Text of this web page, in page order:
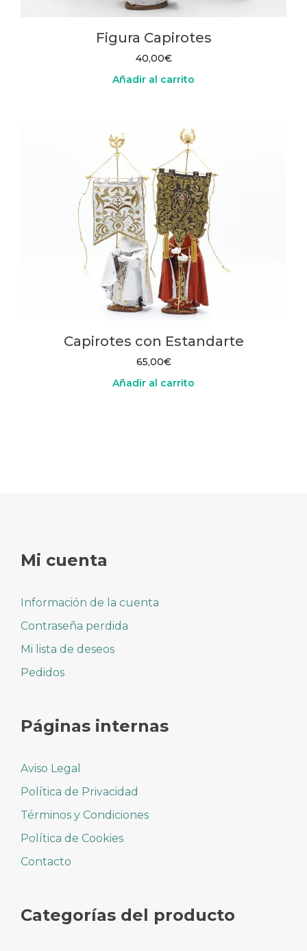
Figura Capirotes
40,00€
Añadir al carrito
Capirotes con Estandarte
65,00€
Añadir al carrito
Mi cuenta
Información de la cuenta
Contraseña perdida
Mi lista de deseos
Pedidos
Páginas internas
Aviso Legal
Política de Privacidad
Términos y Condiciones
Política de Cookies
Contacto
Categorías del producto